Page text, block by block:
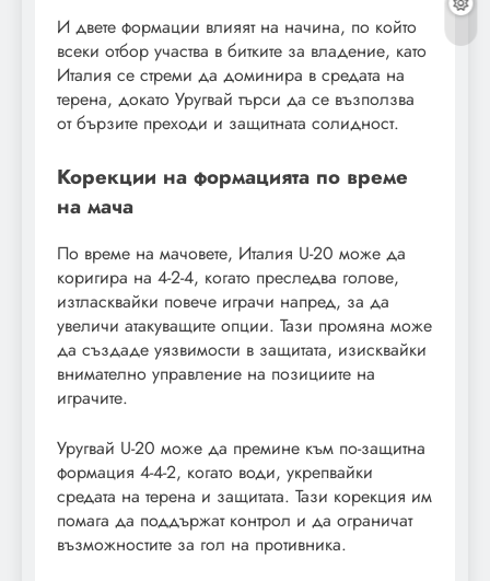
И двете формации влияят на начина, по който
всеки отбор участва в битките за владение, като
Италия се стреми да доминира в средата на
терена, докато Уругвай търси да се възползва
от бързите преходи и защитната солидност.
Корекции на формацията по време
на мача
По време на мачовете, Италия U-20 може да
коригира на 4-2-4, когато преследва голове,
изтласквайки повече играчи напред, за да
увеличи атакуващите опции. Тази промяна може
да създаде уязвимости в защитата, изисквайки
внимателно управление на позициите на
играчите.
Уругвай U-20 може да премине към по-защитна
формация 4-4-2, когато води, укрепвайки
средата на терена и защитата. Тази корекция им
помага да поддържат контрол и да ограничат
възможностите за гол на противника.